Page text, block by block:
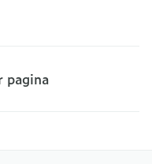
pagina